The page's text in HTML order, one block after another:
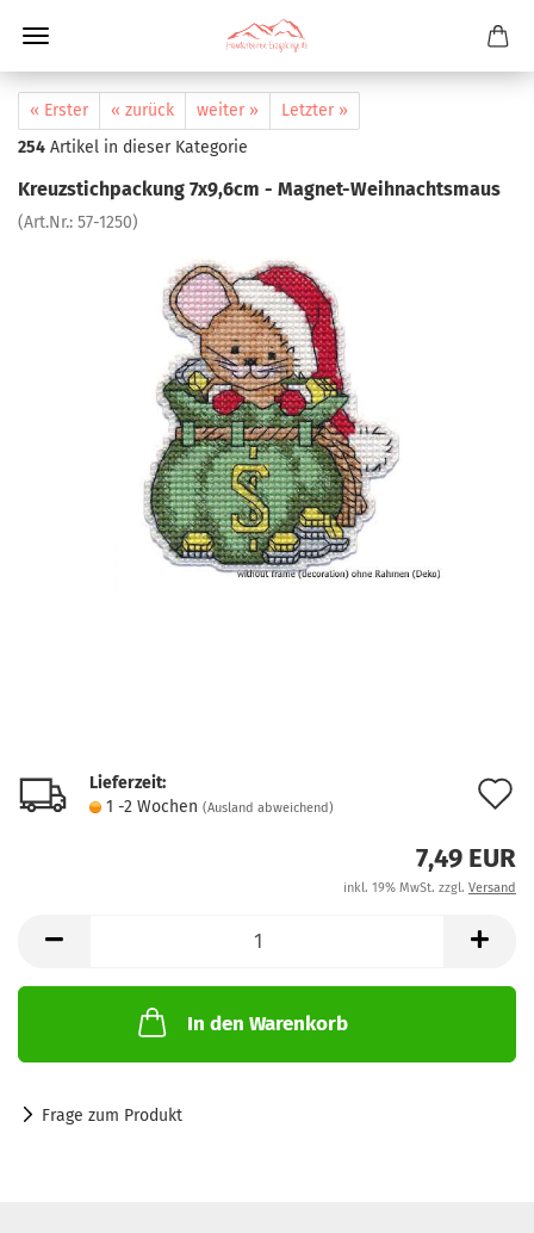
« Erster « zurück weiter »
Letzter »
254 Artikel in dieser Kategorie
Kreuzstichpackung 7x9,6cm - Magnet-Weihnachtsmaus
(Art.Nr.: 57-1250)
Lieferzeit:
1 -2 Wochen (Ausland abweichend)
7,49 EUR
inkl. 19% MwSt. zzgl. Versand
In den Warenkorb
Frage zum Produkt